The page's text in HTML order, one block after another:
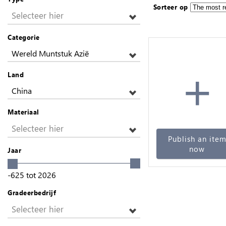
Selecteer hier
Categorie
Wereld Muntstuk Azië
Land
China
Materiaal
Selecteer hier
Jaar
-625 tot 2026
Gradeerbedrijf
Selecteer hier
Sorteer op
+
Publish an item
now